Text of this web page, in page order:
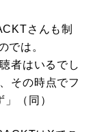
さんも制
では。
者はいるでし
その時点でフ
（同）